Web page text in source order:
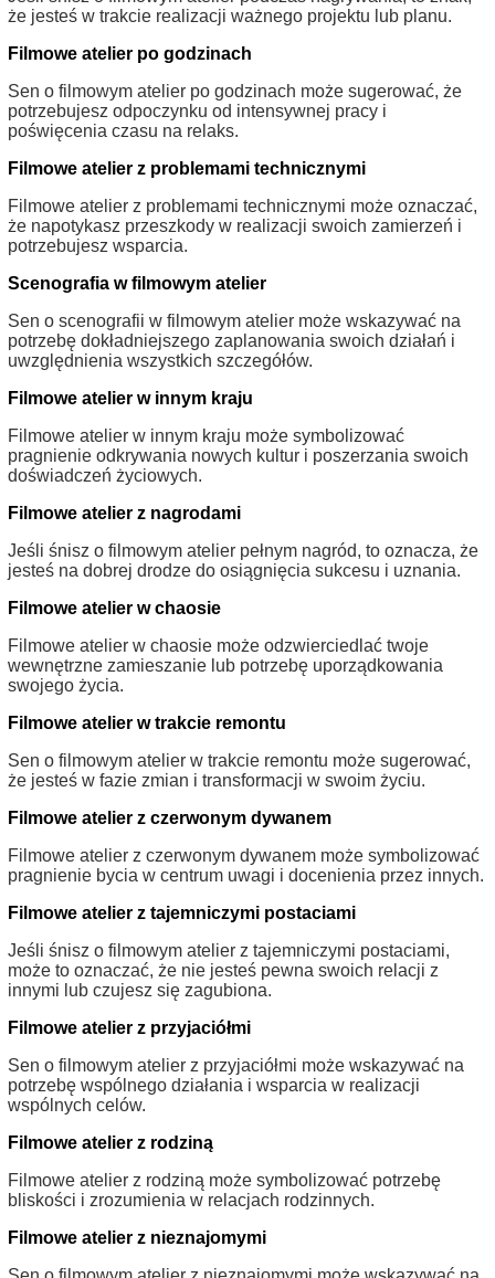
że jesteś w trakcie realizacji ważnego projektu lub planu.
Filmowe atelier po godzinach
Sen o filmowym atelier po godzinach może sugerować, że
potrzebujesz odpoczynku od intensywnej pracy i
poświęcenia czasu na relaks.
Filmowe atelier z problemami technicznymi
Filmowe atelier z problemami technicznymi może oznaczać,
że napotykasz przeszkody w realizacji swoich zamierzeń i
potrzebujesz wsparcia.
Scenografia w filmowym atelier
Sen o scenografii w filmowym atelier może wskazywać na
potrzebę dokładniejszego zaplanowania swoich działań i
uwzględnienia wszystkich szczegółów.
Filmowe atelier w innym kraju
Filmowe atelier w innym kraju może symbolizować
pragnienie odkrywania nowych kultur i poszerzania swoich
doświadczeń życiowych.
Filmowe atelier z nagrodami
Jeśli śnisz o filmowym atelier pełnym nagród, to oznacza, że
jesteś na dobrej drodze do osiągnięcia sukcesu i uznania.
Filmowe atelier w chaosie
Filmowe atelier w chaosie może odzwierciedlać twoje
wewnętrzne zamieszanie lub potrzebę uporządkowania
swojego życia.
Filmowe atelier w trakcie remontu
Sen o filmowym atelier w trakcie remontu może sugerować,
że jesteś w fazie zmian i transformacji w swoim życiu.
Filmowe atelier z czerwonym dywanem
Filmowe atelier z czerwonym dywanem może symbolizować
pragnienie bycia w centrum uwagi i docenienia przez innych.
Filmowe atelier z tajemniczymi postaciami
Jeśli śnisz o filmowym atelier z tajemniczymi postaciami,
może to oznaczać, że nie jesteś pewna swoich relacji z
innymi lub czujesz się zagubiona.
Filmowe atelier z przyjaciółmi
Sen o filmowym atelier z przyjaciółmi może wskazywać na
potrzebę wspólnego działania i wsparcia w realizacji
wspólnych celów.
Filmowe atelier z rodziną
Filmowe atelier z rodziną może symbolizować potrzebę
bliskości i zrozumienia w relacjach rodzinnych.
Filmowe atelier z nieznajomymi